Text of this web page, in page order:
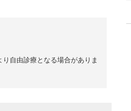
自由診療となる場合がありま